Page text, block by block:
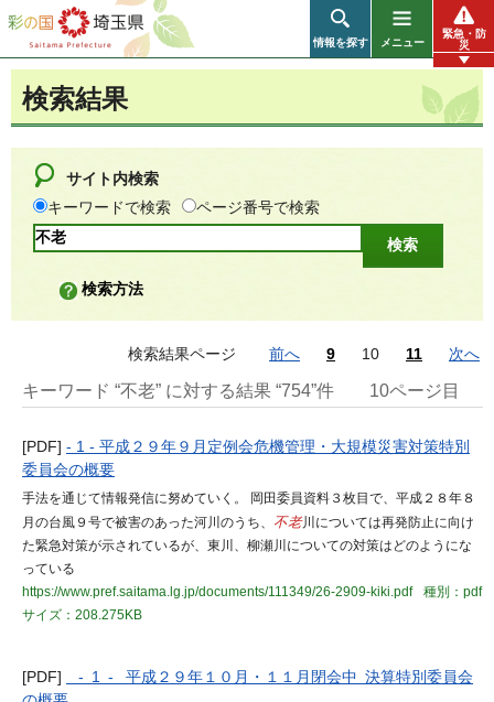
彩の国 埼玉県
情報を探す メニュー
緊急・防
災
検索結果
サイト内検索
キーワードで検索
ページ番号で検索
検索方法
検索結果ページ 前へ 9 10 11 次へ
キーワード “不老” に対する結果 “754”件 10ページ目
[PDF] - 1 - 平成２９年９月定例会危機管理・大規模災害対策特別
委員会の概要
手法を通じて情報発信に努めていく。 岡田委員資料３枚目で、平成２８年８
月の台風９号で被害のあった河川のうち、 不老川については再発防止に向け
た緊急対策が示されているが、東川、柳瀬川についての対策はどのようにな
っている
https://www.pref.saitama.lg.jp/documents/111349/26-2909-kiki.pdf
種別：pdf
サイズ：208.275KB
[PDF]
- 1 - 平成２９年１０月・１１月閉会中 決算特別委員会